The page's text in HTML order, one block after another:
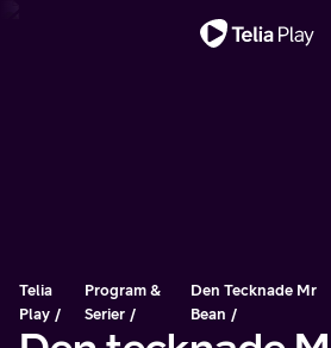
Telia
Play
Program &
Serier
Den Tecknade Mr
Bean